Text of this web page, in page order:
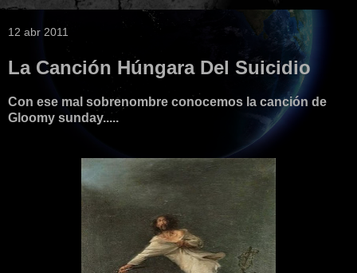
12 abr 2011
La Canción Húngara Del Suicidio
Con ese mal sobrenombre conocemos la canción de
Gloomy sunday.....